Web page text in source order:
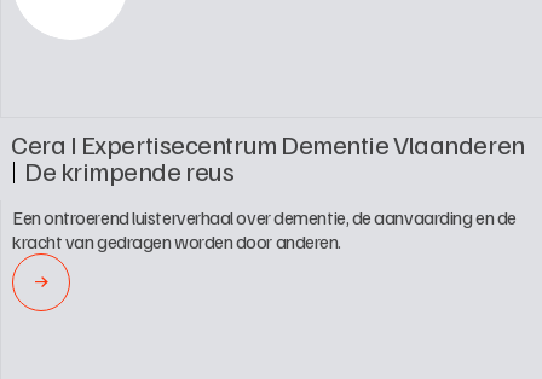
Cera I Expertisecentrum Dementie Vlaanderen
De krimpende reus
Een ontroerend luisterverhaal over dementie, de aanvaarding en de
kracht van gedragen worden door anderen.
→